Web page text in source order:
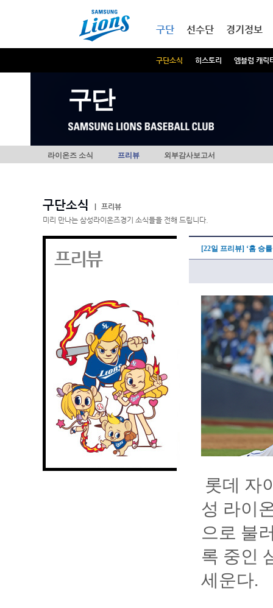
구단
구단소식 히스토리 엠블럼 캐릭
선수단 경기정보
구단
라이온즈 소식 프리뷰 외부감사보고서
구단소식
프리뷰
미리 만나는 삼성라이온즈경기 소식들을 전해 드립니다.
프리뷰 [22일 프리뷰] ‘홈 승
롯데 자
성 라이
으로 불
록 중인
세운다.